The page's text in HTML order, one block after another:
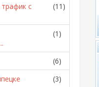
с
(11)
(1)
(6)
(3)